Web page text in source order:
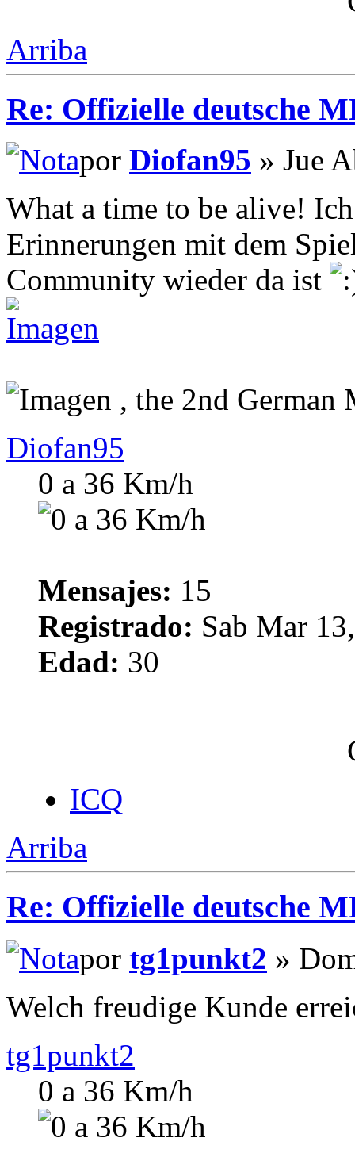
Arriba
Re: Offizielle deutsche
por Diofan95 » Jue
What a time to be alive!
Erinnerungen mit dem
Community wieder da ist
, the 2nd German
Diofan95
0 a 36 Km/h
Mensajes: 15
Registrado: Sab Mar
Edad: 30
ICQ
Arriba
Re: Offizielle deutsche
por tg1punkt2 »
Welch freudige Kunde
tg1punkt2
0 a 36 Km/h